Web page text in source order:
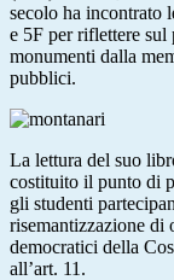
secolo ha incontrato
e 5F per riflettere sul
monumenti dalla
pubblici.
La lettura del suo
costituito il punto di
gli studenti
risemantizzazione
democratici della
all’art. 11.